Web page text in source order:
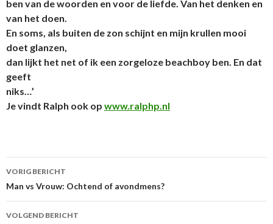
ben van de woorden en voor de liefde. Van het denken en
van het doen.
En soms, als buiten de zon schijnt en mijn krullen mooi
doet glanzen,
dan lijkt het net of ik een zorgeloze beachboy ben. En dat
geeft
niks…’
Je vindt Ralph ook op www.ralphp.nl
Berichtnavigatie
VORIG BERICHT
Man vs Vrouw: Ochtend of avondmens?
VOLGEND BERICHT